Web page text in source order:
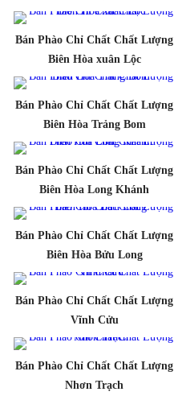
Bán Phào Chỉ Chất Chất Lượng
Biên Hòa xuân Lộc
Bán Phào Chỉ Chất Chất Lượng
Biên Hòa Trảng Bom
Bán Phào Chỉ Chất Chất Lượng
Biên Hòa Long Khánh
Bán Phào Chỉ Chất Chất Lượng
Biên Hòa Bửu Long
Bán Phào Chỉ Chất Chất Lượng
Vĩnh Cửu
Bán Phào Chỉ Chất Chất Lượng
Nhơn Trạch